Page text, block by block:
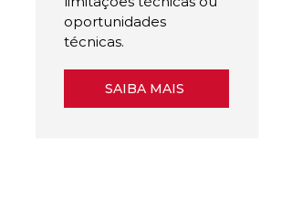
oportunidades
técnicas.
SAIBA MAIS